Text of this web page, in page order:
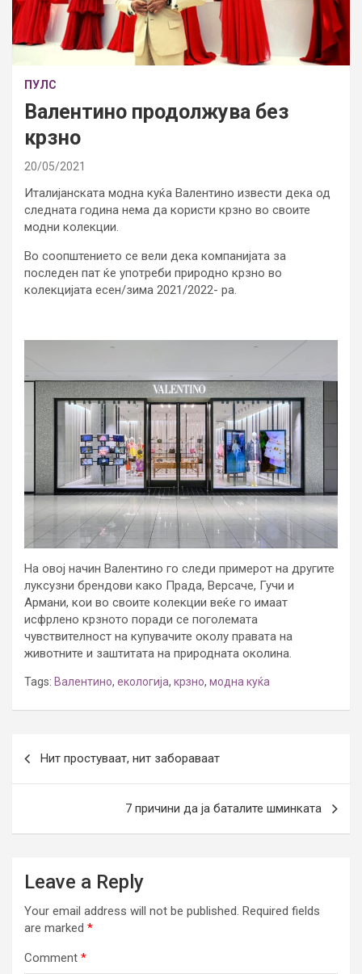
ПУЛС
Валентино продолжува без
крзно
20/05/2021
Италијанската модна куќа Валентино извести дека од
следната година нема да користи крзно во своите
модни колекции.
Во соопштението се вели дека компанијата за
последен пат ќе употреби природно крзно во
колекцијата есен/зима 2021/2022- ра.
На овој начин Валентино го следи примерот на другите
луксузни брендови како Прада, Версаче, Гучи и
Армани, кои во своите колекции веќе го имаат
исфрлено крзното поради се поголемата
чувствителност на купувачите околу правата на
животните и заштитата на природната околина.
Tags: Валентино, екологија, крзно, модна куќа
navigation
Нит простуваат, нит забораваат
7 причини да ја баталите шминката
Leave a Reply
Your email address will not be published. Required fields
are marked *
Comment *